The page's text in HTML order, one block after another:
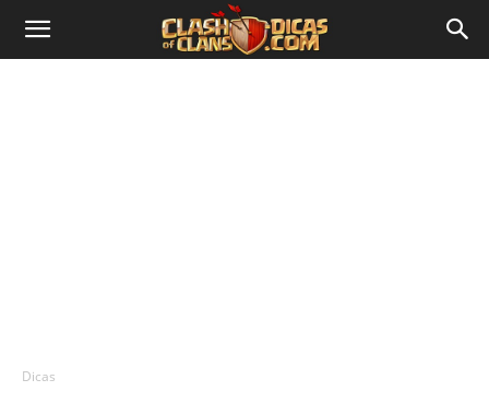
Dicas